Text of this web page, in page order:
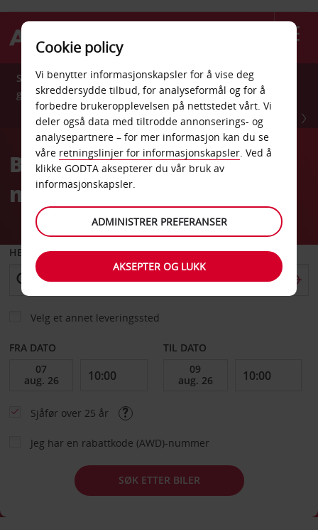
Spar 10% året rundt med Avis Preferred.Registrer deg
gratis nå.
REGISTRER DEG NÅ.
Bestill din Avis bilutleie
med trygghet
HENT FRA
Velg et annet leveringssted
FRA DATO TIL DATO
Sjåfør over 25 år
Jeg har en rabattkode (AWD)-nummer
SØK ETTER BILER
Cookie policy
Vi benytter informasjonskapsler for å vise deg
skreddersydde tilbud, for analyseformål og for å
forbedre brukeropplevelsen på nettstedet vårt. Vi
deler også data med tiltrodde annonserings- og
analysepartnere – for mer informasjon kan du se
våre retningslinjer for informasjonskapsler. Ved å
klikke GODTA aksepterer du vår bruk av
informasjonskapsler.
ADMINISTRER PREFERANSER
AKSEPTER OG LUKK